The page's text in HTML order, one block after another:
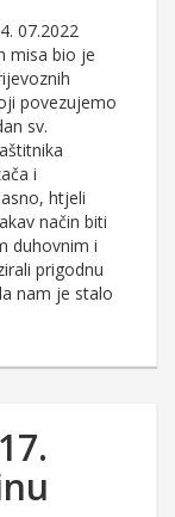
07.2022
misa bio je
povezujemo
sv.
i
htjeli
način biti
duhovnim i
prigodnu
nam je stalo